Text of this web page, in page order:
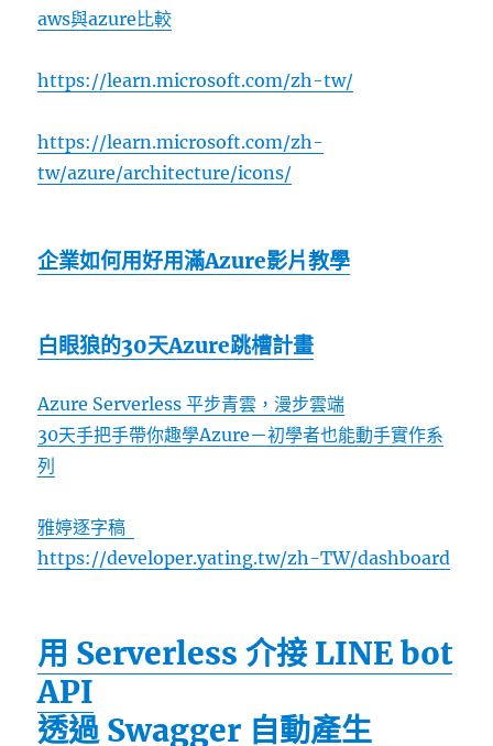
aws與azure比較
https://learn.microsoft.com/zh-tw/
https://learn.microsoft.com/zh-
tw/azure/architecture/icons/
企業如何用好用滿Azure影片教學
白眼狼的30天Azure跳槽計畫
Azure Serverless 平步青雲，漫步雲端
30天手把手帶你趣學Azure－初學者也能動手實作系
列
雅婷逐字稿
https://developer.yating.tw/zh-TW/dashboard
用 Serverless 介接 LINE bot
API
透過 Swagger 自動產生